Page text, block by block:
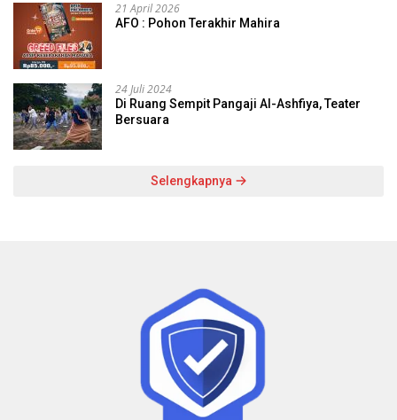
21 April 2026
AFO : Pohon Terakhir Mahira
24 Juli 2024
Di Ruang Sempit Pangaji Al-Ashfiya, Teater
Bersuara
Selengkapnya